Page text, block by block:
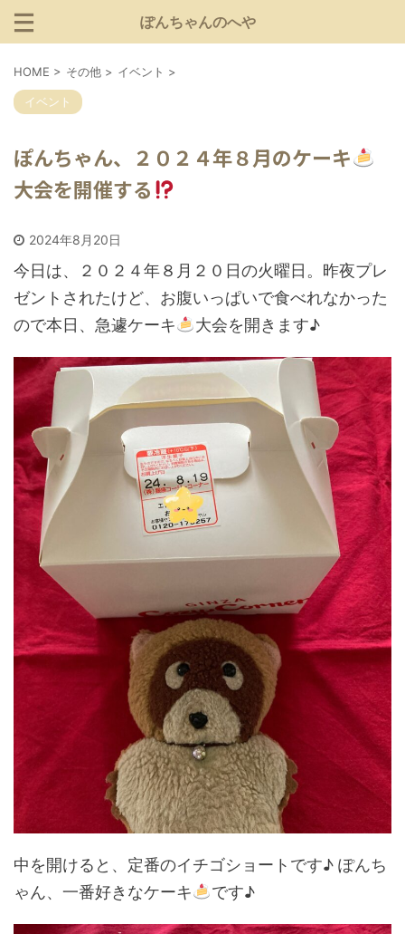
ぽんちゃんのへや
HOME > その他 > イベント >
イベント
ぽんちゃん、２０２４年８月のケーキ
大会を開催する
2024年8月20日
今日は、２０２４年８月２０日の火曜日。昨夜プレ
ゼントされたけど、お腹いっぱいで食べれなかった
ので本日、急遽ケーキ
大会を開きます♪
中を開けると、定番のイチゴショートです♪ ぽんち
ゃん、一番好きなケーキ
です♪